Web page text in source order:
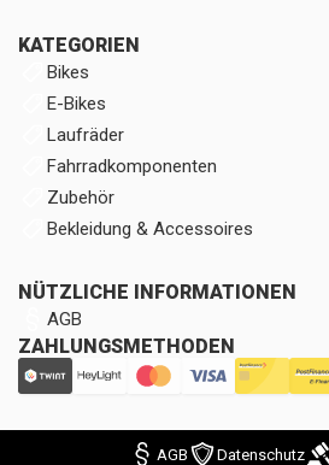
KATEGORIEN
Bikes
E-Bikes
Laufräder
Fahrradkomponenten
Zubehör
Bekleidung & Accessoires
NÜTZLICHE INFORMATIONEN
AGB
ZAHLUNGSMETHODEN
AGB Datenschutz